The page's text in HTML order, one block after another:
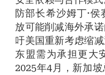
防部长希沙姆丁·
放可能削减海外承
吁美国重新考虑缩
东盟需为承担更大
2025年4月，新加